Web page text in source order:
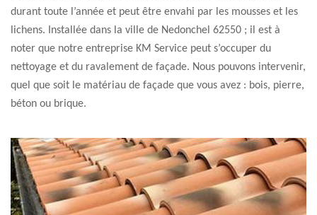
durant toute l’année et peut être envahi par les mousses et les
lichens. Installée dans la ville de Nedonchel 62550 ; il est à
noter que notre entreprise KM Service peut s’occuper du
nettoyage et du ravalement de façade. Nous pouvons intervenir,
quel que soit le matériau de façade que vous avez : bois, pierre,
béton ou brique.